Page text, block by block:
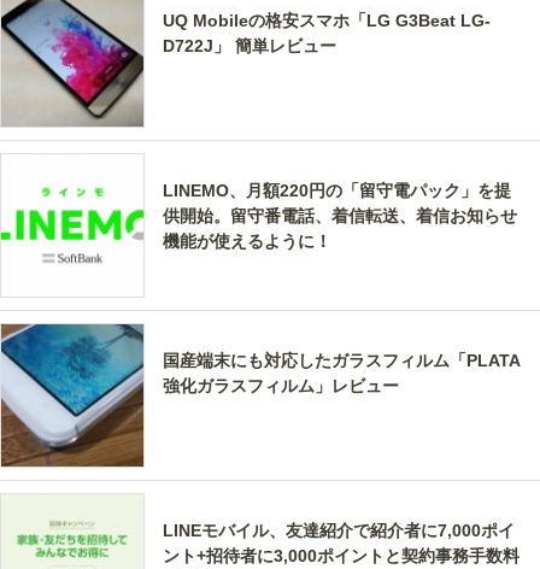
UQ Mobileの格安スマホ「LG G3Beat LG-
D722J」 簡単レビュー
LINEMO、月額220円の「留守電パック」を提
供開始。留守番電話、着信転送、着信お知らせ
機能が使えるように！
国産端末にも対応したガラスフィルム「PLATA
強化ガラスフィルム」レビュー
LINEモバイル、友達紹介で紹介者に7,000ポイ
ント+招待者に3,000ポイントと契約事務手数料